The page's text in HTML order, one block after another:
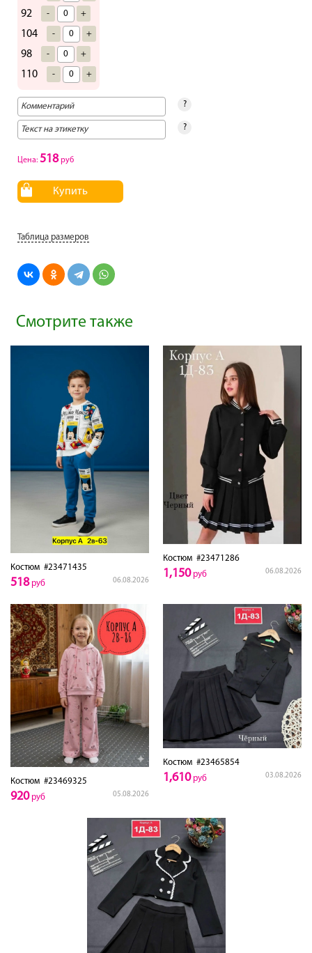
92 - +
104 - +
98 - +
110 - +
?
?
Цена: 518руб
Купить
Таблица размеров
Смотрите также
Костюм #23471435
06.08.2026
518руб
Костюм #23471286
06.08.2026
1,150руб
Костюм #23469325
05.08.2026
920руб
Костюм #23465854
03.08.2026
1,610руб